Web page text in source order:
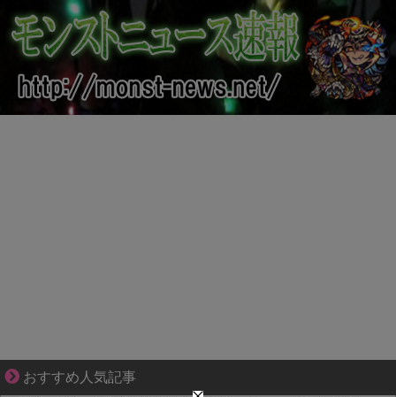
おすすめ人気記事
好青年の片思いが壊れていくまで